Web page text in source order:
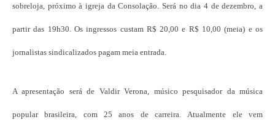
sobreloja, próximo à igreja da Consolação. Será no dia 4 de dezembro, a
partir das 19h30. Os ingressos custam R$ 20,00 e R$ 10,00 (meia) e os
jornalistas sindicalizados pagam meia entrada.
A apresentação será de Valdir Verona, músico pesquisador da música
popular brasileira, com 25 anos de carreira. Atualmente ele vem